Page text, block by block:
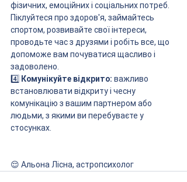
фізичних, емоційних і соціальних потреб.
Піклуйтеся про здоров'я, займайтесь
спортом, розвивайте свої інтереси,
проводьте час з друзями і робіть все, що
допоможе вам почуватися щасливо і
задоволено.
4️⃣ Комунікуйте відкрито: важливо
встановлювати відкриту і чесну
комунікацію з вашим партнером або
людьми, з якими ви перебуваєте у
стосунках.
😌 Альона Лісна, астропсихолог